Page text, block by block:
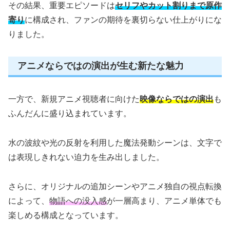
その結果、重要エピソードはセリフやカット割りまで原作
寄りに構成され、ファンの期待を裏切らない仕上がりにな
りました。
アニメならではの演出が生む新たな魅力
一方で、新規アニメ視聴者に向けた映像ならではの演出も
ふんだんに盛り込まれています。
水の波紋や光の反射を利用した魔法発動シーンは、文字で
は表現しきれない迫力を生み出しました。
さらに、オリジナルの追加シーンやアニメ独自の視点転換
によって、 物語への没入感が一層高まり、アニメ単体でも
楽しめる構成となっています。